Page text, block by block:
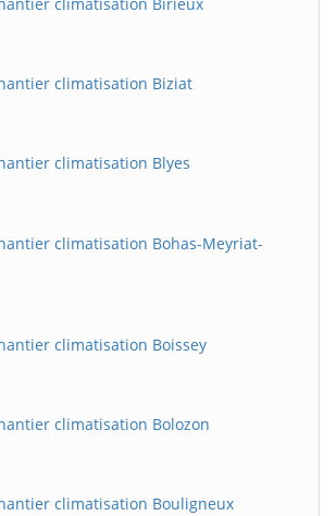
climatisation Biziat
climatisation Blyes
climatisation Bohas-Meyriat-
climatisation Boissey
climatisation Bolozon
climatisation Bouligneux